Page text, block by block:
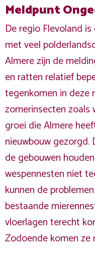
Meldpunt
De regio Flevoland
met veel
Almere zijn de
en ratten relatief
tegenkomen in deze
zomerinsecten zoals
groei die Almere
nieuwbouw
de gebouwen
wespennesten niet
kunnen de
bestaande
vloerlagen terecht
Zodoende komen